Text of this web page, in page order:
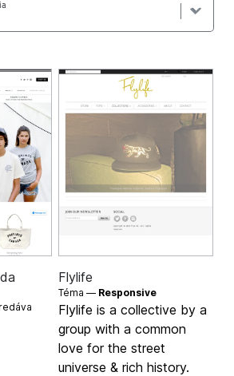
Flylife
Téma — Responsive
Flylife is a collective by a
group with a common
love for the street
universe & rich history.